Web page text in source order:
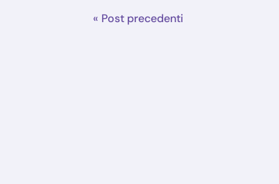
« Post precedenti